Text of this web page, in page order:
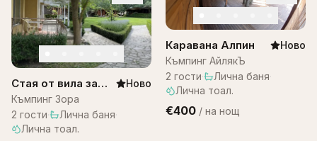
Стая от вила за
двама – къмпинг
Зора
Ново
Къмпинг Зора
2 гости· Лична баня·
Лична тоал.
Каравана Алпин
Ново
Къмпинг АйлякЪ
2 гости· Лична баня·
Лична тоал.
€400 / на нощ